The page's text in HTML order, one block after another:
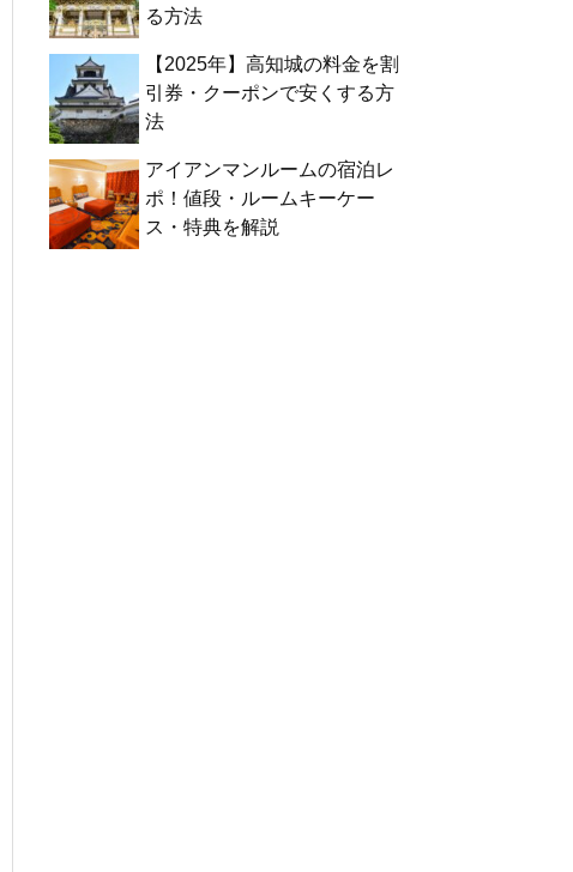
る方法
【2025年】高知城の料金を割
引券・クーポンで安くする方
法
アイアンマンルームの宿泊レ
ポ！値段・ルームキーケー
ス・特典を解説